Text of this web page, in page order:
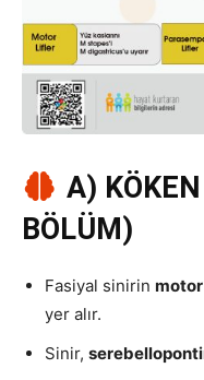
A)
BÖLÜM)
Fasiyal sinirin
yer alır.
Sinir,